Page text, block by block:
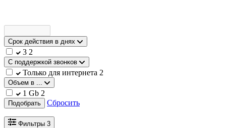
Срок действия в днях
3 2
С поддержкой звонков
Только для интернета 2
Объем в ...
1 Gb 2
Подобрать Сбросить
Фильтры 3